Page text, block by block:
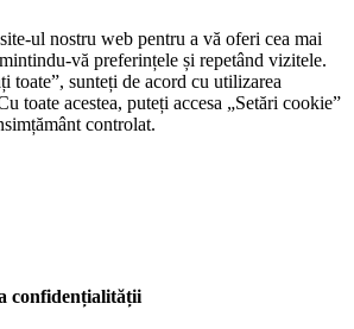
ul nostru web pentru a vă oferi cea mai
vă preferințele și repetând vizitele.
toate”, sunteți de acord cu utilizarea
toate acestea, puteți accesa „Setări cookie”
controlat.
confidențialității